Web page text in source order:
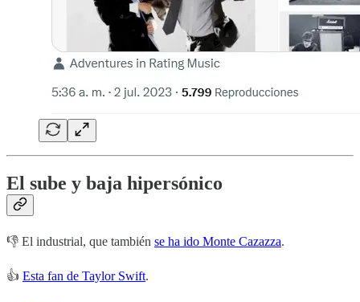
El sube y baja hipersónico
👎 El industrial, que también se ha ido Monte Cazazza.
👍 Esta fan de Taylor Swift.